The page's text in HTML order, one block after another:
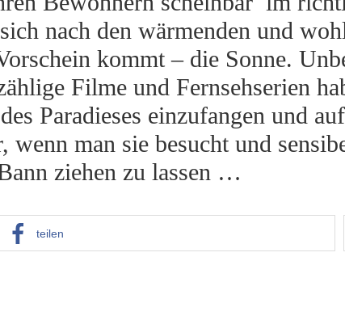
nach den wärmenden und
kommt – die Sonne.
Filme und Fernsehserien
Paradieses einzufangen und
wenn man sie besucht und
ziehen zu lassen …
teilen